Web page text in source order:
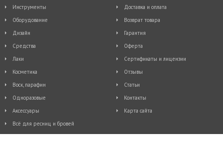
Инструменты
Оборудование
Дизайн
Средства
Лаки
Косметика
Воск, парафин
Одноразовые
Аксессуары
Всё для ресниц и бровей
Доставка и оплата
Возврат товара
Гарантия
Оферта
Сертификаты и лицензии
Отзывы
Статьи
Контакты
Карта сайта